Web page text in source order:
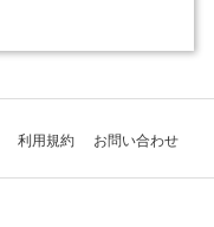
利用規約 お問い合わせ